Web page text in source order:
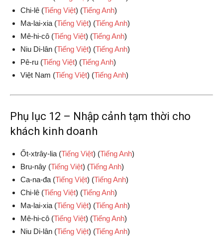
Chi-lê (Tiếng Việt) (Tiếng Anh)
Ma-lai-xia (Tiếng Việt) (Tiếng Anh)
Mê-hi-cô (Tiếng Việt) (Tiếng Anh)
Niu Di-lân (Tiếng Việt) (Tiếng Anh)
Pê-ru (Tiếng Việt) (Tiếng Anh)
Việt Nam (Tiếng Việt) (Tiếng Anh)
Phụ lục 12 – Nhập cảnh tạm thời cho
khách kinh doanh
Ốt-xtrây-lia (Tiếng Việt) (Tiếng Anh)
Bru-nây (Tiếng Việt) (Tiếng Anh)
Ca-na-đa (Tiếng Việt) (Tiếng Anh)
Chi-lê (Tiếng Việt) (Tiếng Anh)
Ma-lai-xia (Tiếng Việt) (Tiếng Anh)
Mê-hi-cô (Tiếng Việt) (Tiếng Anh)
Niu Di-lân (Tiếng Việt) (Tiếng Anh)